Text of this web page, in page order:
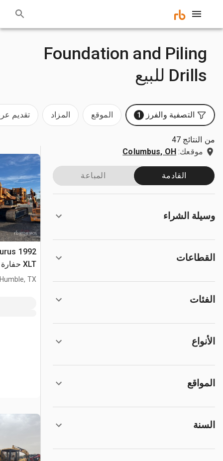
Foundation and Piling
Drills للبيع
التصفية والفرز 1 الموقع المزاد تقديم
من النتائج 47
موقعك: Columbus, OH
القادمة المباعة
وسيلة الشراء
القطاعات
الفئات
الأنواع
المواقع
السنة
XLT حفارة للأساسات
TX